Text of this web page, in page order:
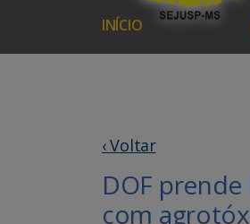
INÍCIO
‹ Voltar
DOF
com